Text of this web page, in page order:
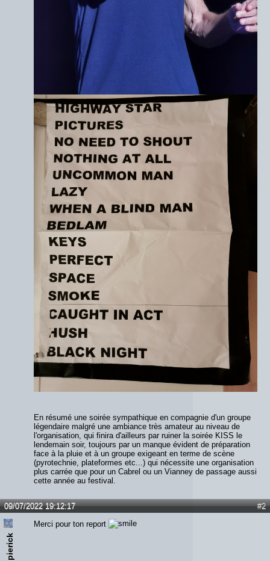
En résumé une soirée sympathique en compagnie d'un groupe
légendaire malgré une ambiance très amateur au niveau de
l'organisation, qui finira d'ailleurs par ruiner la soirée KISS le
lendemain soir, toujours par un manque évident de préparation
face à la pluie et à un groupe exigeant en terme de scène
(pyrotechnie, plateformes etc...) qui nécessite une organisation
plus carrée que pour un Cabrel ou un Vianney de passage aussi
cette année au festival.
#2
09/07/2022 19:12:17
pierick
Merci pour ton report